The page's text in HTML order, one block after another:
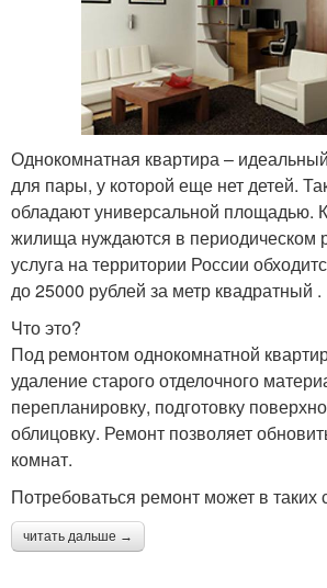
Однокомнатная квартира –
для пары, у которой еще нет детей.
обладают универсальной площадью.
жилища нуждаются в периодическом
услуга на территории России
до 25000 рублей за метр квадратный .
Что это?
Под ремонтом однокомнатной
удаление старого отделочного
перепланировку, подготовку
облицовку. Ремонт позволяет
комнат.
Потребоваться ремонт может в таких
читать дальше →